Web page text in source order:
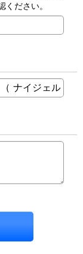
ださい。